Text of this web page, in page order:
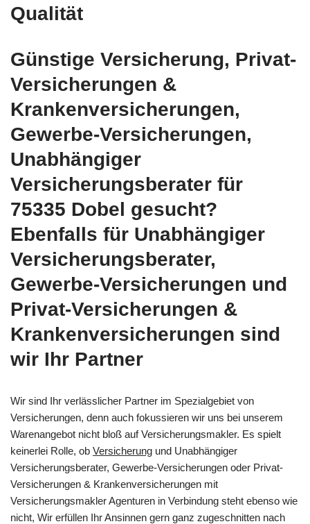
Qualität
Günstige Versicherung, Privat-
Versicherungen &
Krankenversicherungen,
Gewerbe-Versicherungen,
Unabhängiger
Versicherungsberater für
75335 Dobel gesucht?
Ebenfalls für Unabhängiger
Versicherungsberater,
Gewerbe-Versicherungen und
Privat-Versicherungen &
Krankenversicherungen sind
wir Ihr Partner
Wir sind Ihr verlässlicher Partner im Spezialgebiet von
Versicherungen, denn auch fokussieren wir uns bei unserem
Warenangebot nicht bloß auf Versicherungsmakler. Es spielt
keinerlei Rolle, ob Versicherung und Unabhängiger
Versicherungsberater, Gewerbe-Versicherungen oder Privat-
Versicherungen & Krankenversicherungen mit
Versicherungsmakler Agenturen in Verbindung steht ebenso wie
nicht, Wir erfüllen Ihr Ansinnen gern ganz zugeschnitten nach